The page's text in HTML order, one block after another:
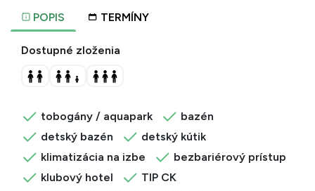
POPIS TERMÍNY
Dostupné zloženia
tobogány / aquapark
bazén
detský bazén
detský kútik
klimatizácia na izbe
bezbariérový prístup
klubový hotel
TIP CK